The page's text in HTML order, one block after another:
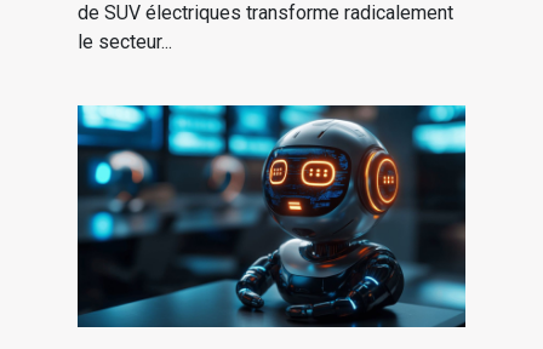
de SUV électriques transforme radicalement
le secteur...